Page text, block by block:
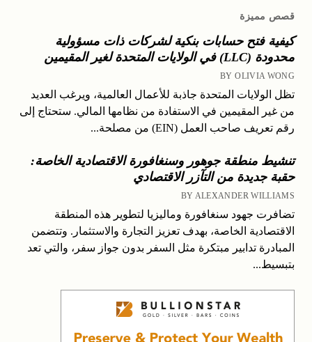
قصص مميزة
كيفية فتح حسابات بنكية لشركات ذات مسؤولية
محدودة (LLC) في الولايات المتحدة لغير المقيمين
BY OLIVIA WONG
تظل الولايات المتحدة جاذبة للأعمال العالمية، ويرغب العديد
من غير المقيمين في الاستفادة من نظامها المالي. ستحتاج إلى
رقم تعريف صاحب العمل (EIN) من مصلحة...
تنشيط منطقة جوهور وسنغافورة الاقتصادية الخاصة:
حقبة جديدة من التآزر الاقتصادي
BY ALEXANDER WILLIAMS
تضافرت جهود سنغافورة وماليزيا لتطوير هذه المنطقة
الاقتصادية الخاصة، بهدف تعزيز التجارة والاستثمار. وتتضمن
المبادرة تدابير مبتكرة مثل السفر بدون جواز سفر، والتي تعد
بتبسيط...